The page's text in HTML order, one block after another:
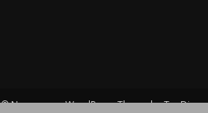
© Newspaper WordPress Theme by TagDiv